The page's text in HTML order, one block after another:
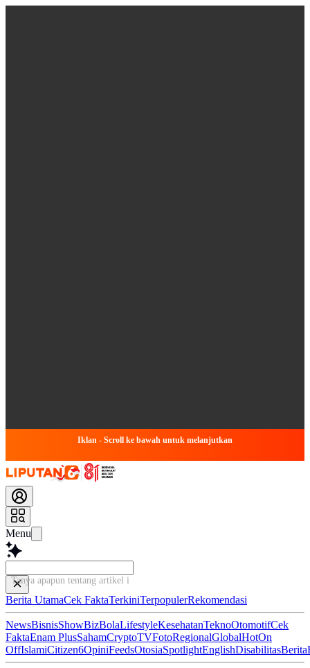
Iklan - Scroll ke bawah untuk melanjutkan
Menu
Tanya apapun tentang artikel ini...
Berita UtamaCek FaktaTerkiniTerpopulerRekomendasi
NewsBisnisShowBizBolaLifestyleKesehatanTeknoOtomotifCek
FaktaEnam PlusSahamCryptoTVFotoRegionalGlobalHotOn
OffIslamiCitizen6OpiniFeedsOtosiaSpotlightEnglishDisabilitasBerita